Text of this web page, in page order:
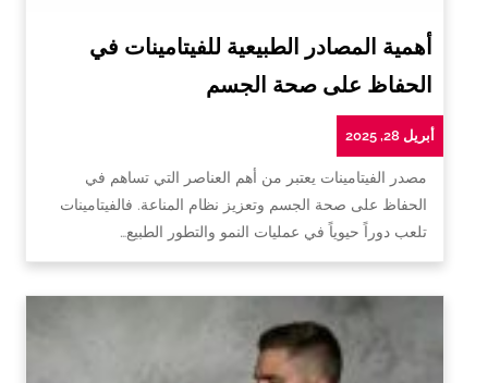
أهمية المصادر الطبيعية للفيتامينات في
الحفاظ على صحة الجسم
أبريل 28, 2025
مصدر الفيتامينات يعتبر من أهم العناصر التي تساهم في
الحفاظ على صحة الجسم وتعزيز نظام المناعة. فالفيتامينات
تلعب دوراً حيوياً في عمليات النمو والتطور الطبيع…